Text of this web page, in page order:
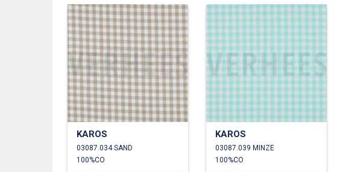
KAROS
03087.034 SAND
100%CO
KAROS
03087.039 MINZE
100%CO